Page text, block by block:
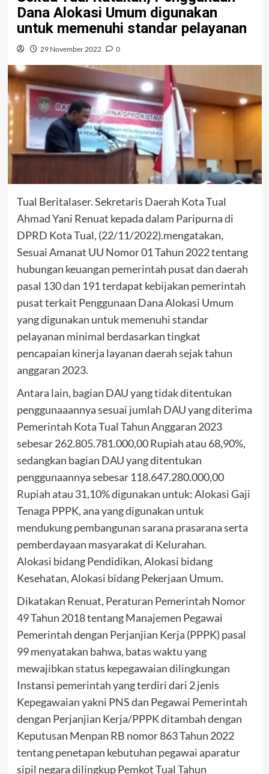
Dana Alokasi Umum digunakan
untuk memenuhi standar pelayanan
29 November 2022 0
Tual Beritalaser. Sekretaris Daerah Kota Tual
Ahmad Yani Renuat kepada dalam Paripurna di
DPRD Kota Tual, (22/11/2022).mengatakan,
Sesuai Amanat UU Nomor 01 Tahun 2022 tentang
hubungan keuangan pemerintah pusat dan daerah
pasal 130 dan 191 terdapat kebijakan pemerintah
pusat terkait Penggunaan Dana Alokasi Umum
yang digunakan untuk memenuhi standar
pelayanan minimal berdasarkan tingkat
pencapaian kinerja layanan daerah sejak tahun
anggaran 2023.
Antara lain, bagian DAU yang tidak ditentukan
penggunaaannya sesuai jumlah DAU yang diterima
Pemerintah Kota Tual Tahun Anggaran 2023
sebesar 262.805.781.000,00 Rupiah atau 68,90%,
sedangkan bagian DAU yang ditentukan
penggunaannya sebesar 118.647.280.000,00
Rupiah atau 31,10% digunakan untuk: Alokasi Gaji
Tenaga PPPK, ana yang digunakan untuk
mendukung pembangunan sarana prasarana serta
pemberdayaan masyarakat di Kelurahan.
Alokasi bidang Pendidikan, Alokasi bidang
Kesehatan, Alokasi bidang Pekerjaan Umum.
Dikatakan Renuat, Peraturan Pemerintah Nomor
49 Tahun 2018 tentang Manajemen Pegawai
Pemerintah dengan Perjanjian Kerja (PPPK) pasal
99 menyatakan bahwa, batas waktu yang
mewajibkan status kepegawaian dilingkungan
Instansi pemerintah yang terdiri dari 2 jenis
Kepegawaian yakni PNS dan Pegawai Pemerintah
dengan Perjanjian Kerja/PPPK ditambah dengan
Keputusan Menpan RB nomor 863 Tahun 2022
tentang penetapan kebutuhan pegawai aparatur
sipil negara dilingkup Pemkot Tual Tahun